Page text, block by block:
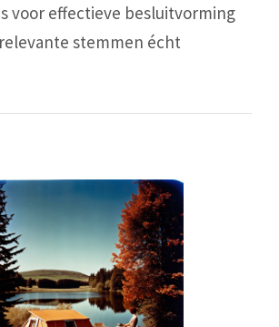
voor effectieve besluitvorming
stemmen écht